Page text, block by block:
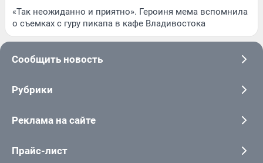
«Так неожиданно и приятно». Героиня мема вспомнила
о съемках с гуру пикапа в кафе Владивостока
Сообщить новость
Рубрики
Реклама на сайте
Прайс-лист